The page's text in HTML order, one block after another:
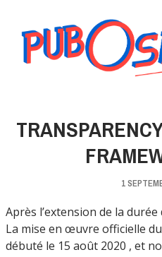
1
Après l’extension de la
La mise en œuvre officielle
débuté le 15 août 2020 , et